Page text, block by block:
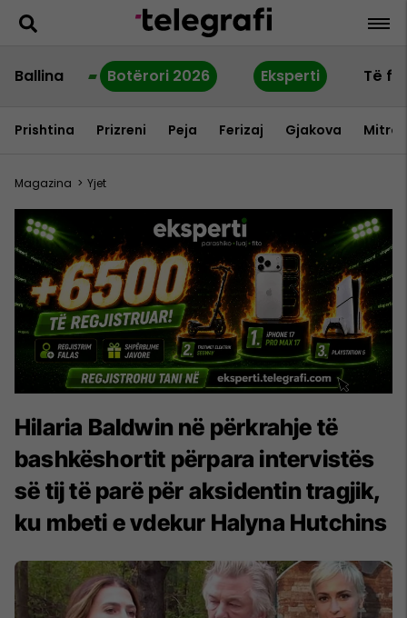
Ballina Botërori 2026 Eksperti Të
Prishtina Prizreni Peja Ferizaj Gjakova
Magazina > Yjet
Hilaria Baldwin në përkrahje të
bashkëshortit përpara intervistës
së tij të parë për aksidentin tragjik,
ku mbeti e vdekur Halyna Hutchins